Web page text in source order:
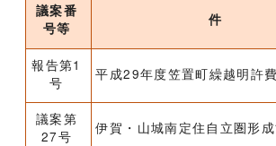
議案番
号等
件
報告第1
号
平成29年度笠置町繰越明許
議案第
27号
伊賀・山城南定住自立圏形